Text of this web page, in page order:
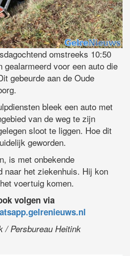
omstreeks 10:50
gealarmeerd voor een auto die
gebeurde aan de Oude
bleek een auto met
van de weg te zijn
sloot te liggen. Hoe dit
geworden.
is met onbekende
naar het ziekenhuis. Hij kon
voertuig komen.
volgen via
/ Persbureau Heitink